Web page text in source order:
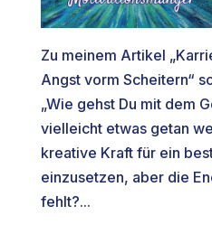
Zu meinem Artikel
Angst vorm Scheitern“
„Wie gehst Du mit dem
vielleicht etwas getan
kreative Kraft für ein
einzusetzen, aber die
fehlt?...